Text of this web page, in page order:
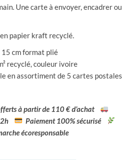
Une carte à envoyer, encadrer ou
papier kraft recyclé.
cm format plié
recyclé, couleur ivoire
en assortiment de 5 cartes postales
à partir de 110 € d’achat
Paiement 100% sécurisé
écoresponsable